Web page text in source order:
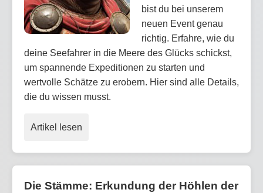
bist du bei unserem
neuen Event genau
richtig. Erfahre, wie du
deine Seefahrer in die Meere des Glücks schickst,
um spannende Expeditionen zu starten und
wertvolle Schätze zu erobern. Hier sind alle Details,
die du wissen musst.
Artikel lesen
Die Stämme: Erkundung der Höhlen der